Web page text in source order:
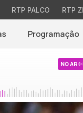
RTP PALCO RTP
Programação
NO AR